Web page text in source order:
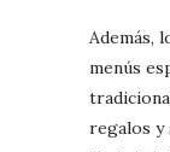
Además,
menús
regalos y